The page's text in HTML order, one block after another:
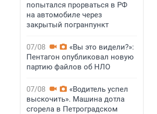
попытался прорваться в РФ
на автомобиле через
закрытый погранпункт
07/08
«Вы это видели?»:
Пентагон опубликовал новую
партию файлов об НЛО
07/08
«Водитель успел
выскочить». Машина дотла
сгорела в Петроградском